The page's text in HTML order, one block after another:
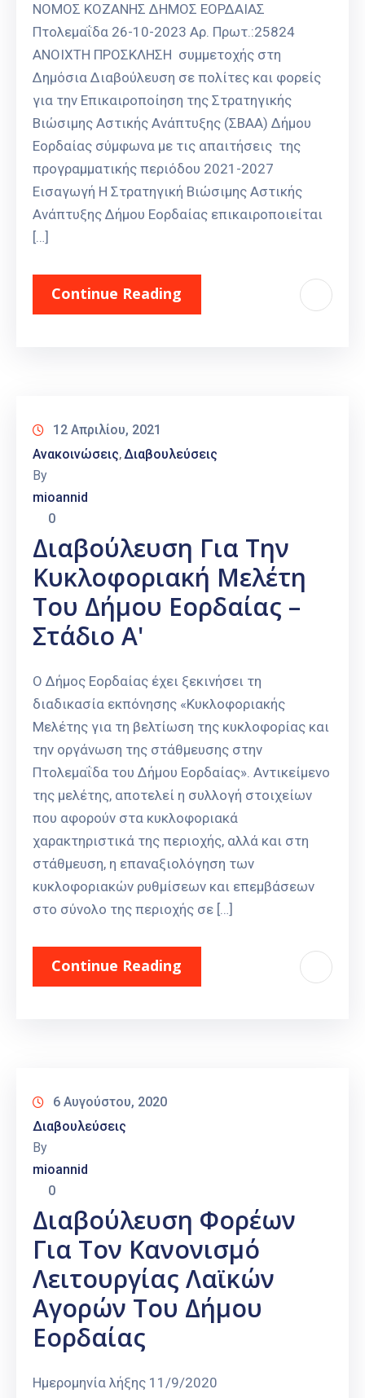
ΝΟΜΟΣ ΚΟΖΑΝΗΣ ΔΗΜΟΣ ΕΟΡΔΑΙΑΣ
Πτολεμαΐδα 26-10-2023 Αρ. Πρωτ.:25824
ΑΝΟΙΧΤΗ ΠΡΟΣΚΛΗΣΗ συμμετοχής στη
Δημόσια Διαβούλευση σε πολίτες και φορείς
για την Επικαιροποίηση της Στρατηγικής
Βιώσιμης Αστικής Ανάπτυξης (ΣΒΑΑ) Δήμου
Εορδαίας σύμφωνα με τις απαιτήσεις της
προγραμματικής περιόδου 2021-2027
Εισαγωγή Η Στρατηγική Βιώσιμης Αστικής
Ανάπτυξης Δήμου Εορδαίας επικαιροποιείται
[…]
Continue Reading
12 Απριλίου, 2021
Ανακοινώσεις‚Διαβουλεύσεις
By
mioannid
0
Διαβούλευση Για Την
Κυκλοφοριακή Μελέτη
Του Δήμου Εορδαίας –
Στάδιο Α'
Ο Δήμος Εορδαίας έχει ξεκινήσει τη
διαδικασία εκπόνησης «Κυκλοφοριακής
Μελέτης για τη βελτίωση της κυκλοφορίας και
την οργάνωση της στάθμευσης στην
Πτολεμαΐδα του Δήμου Εορδαίας». Αντικείμενο
της μελέτης, αποτελεί η συλλογή στοιχείων
που αφορούν στα κυκλοφοριακά
χαρακτηριστικά της περιοχής, αλλά και στη
στάθμευση, η επαναξιολόγηση των
κυκλοφοριακών ρυθμίσεων και επεμβάσεων
στο σύνολο της περιοχής σε […]
Continue Reading
6 Αυγούστου, 2020
Διαβουλεύσεις
By
mioannid
0
Διαβούλευση Φορέων
Για Τον Κανονισμό
Λειτουργίας Λαϊκών
Αγορών Του Δήμου
Εορδαίας
Ημερομηνία λήξης 11/9/2020